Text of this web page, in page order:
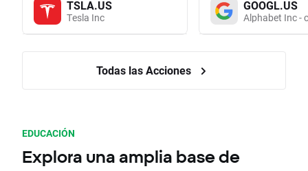
TSLA.US
Tesla Inc
GOOGL.US
Alphabet Inc -
Todas las Acciones
EDUCACIÓN
Explora una amplia base de